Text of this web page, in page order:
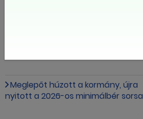
Meglepőt húzott a kormány, újra
nyitott a 2026-os minimálbér sorsa